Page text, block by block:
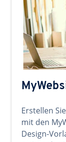
Erstellen
mit den
Design-